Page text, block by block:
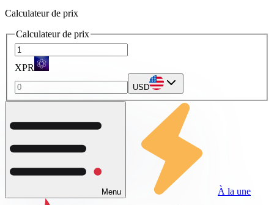
Calculateur de prix
Calculateur de prix
XPR
USD
Menu À la une